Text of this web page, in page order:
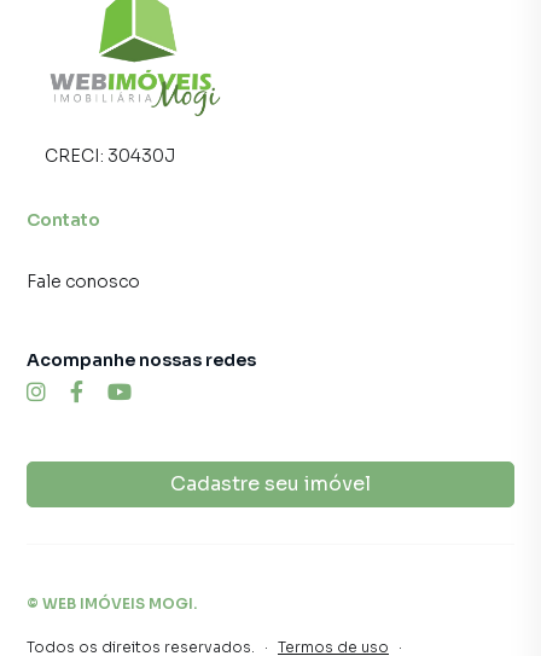
CRECI: 30430J
Contato
Fale conosco
Cadastre seu imóvel
Acompanhe nossas redes
© WEB IMÓVEIS MOGI.
Todos os direitos reservados. · Termos de uso ·